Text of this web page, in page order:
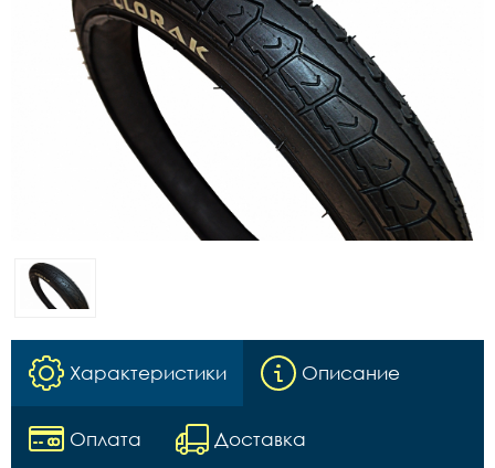
Характеристики Описание
Оплата Доставка